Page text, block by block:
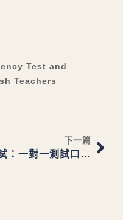
Test and
Teachers
下一篇
口試：一對一測試口語聽力 / 專業外籍老師